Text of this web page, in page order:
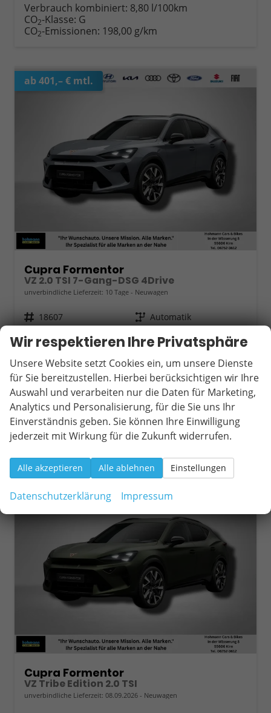
Verbrauch kombiniert: 8,80 l/100km
CO2-Klasse: G
CO2-Emissionen: 198,00 g/km
ab 401,– € mtl.
Cupra Formentor
VZ 2.0 TSI 7-Gang-DSG 4Drive
unverbindliche Lieferzeit: 10 Tage Neuwagen
Fahrzeugnr. 18607 Getriebe Automatik
Leistung
245 kW (333 PS) Kilometerstand 50 km
09.02.2026
43.990,– €
incl. 19% MwSt.
Wir rufen Sie anFahrzeugexposé (PDF)
Fahrzeug parken
Verbrauch kombiniert:8,90 l/100km
CO2-Klasse: G
CO2-Emissionen:201,00 g/km
Cupra Formentor
VZ Tribe Edition 2.0 TSI
unverbindliche Lieferzeit: 08.09.2026 Neuwagen
Wir respektieren Ihre Privatsphäre
Unsere Website setzt Cookies ein, um unsere Dienste
für Sie bereitzustellen. Hierbei berücksichtigen wir Ihre
Auswahl und verarbeiten nur die Daten für Marketing,
Analytics und Personalisierung, für die Sie uns Ihr
Einverständnis geben. Sie können Ihre Einwilligung
jederzeit mit Wirkung für die Zukunft widerrufen.
Alle akzeptieren Alle ablehnen Einstellungen
Datenschutzerklärung Impressum